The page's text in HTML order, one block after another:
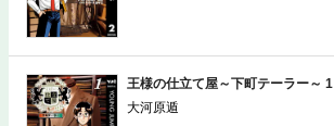
王様の仕立て屋～下町テーラー～ 1
大河原遁